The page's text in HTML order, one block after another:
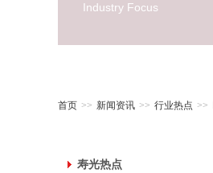
Industry Focus
首页 >> 新闻资讯 >> 行业热点 >>
寿光热点